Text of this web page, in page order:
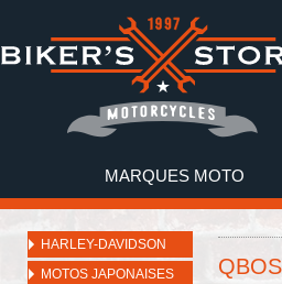
MARQUES MOTO
HARLEY-DAVIDSON
MOTOS JAPONAISES